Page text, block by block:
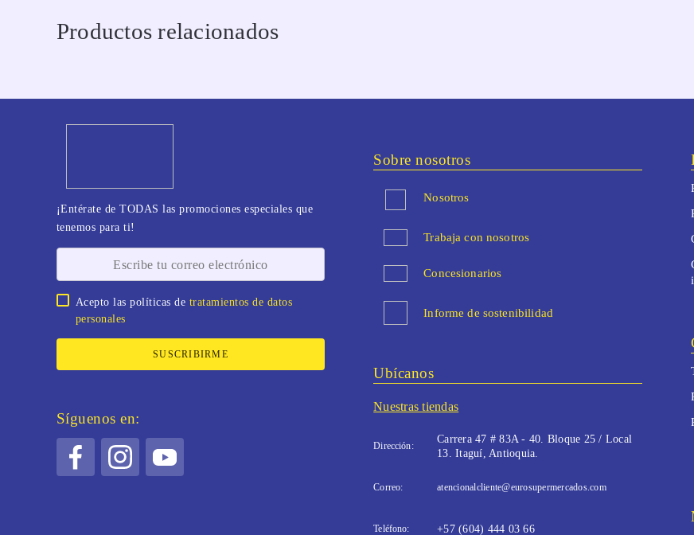
Productos relacionados
¡Entérate de TODAS las promociones especiales que
tenemos para ti!
Acepto las políticas de tratamientos de datos
personales
SUSCRIBIRME
Síguenos en:
Sobre nosotros
Nosotros
Trabaja con nosotros
Concesionarios
Informe de sostenibilidad
Ubícanos
Nuestras tiendas
Dirección:
Carrera 47 # 83A - 40. Bloque 25 / Local
13. Itaguí, Antioquia.
Correo: atencionalcliente@eurosupermercados.com
Teléfono: +57 (604) 444 03 66